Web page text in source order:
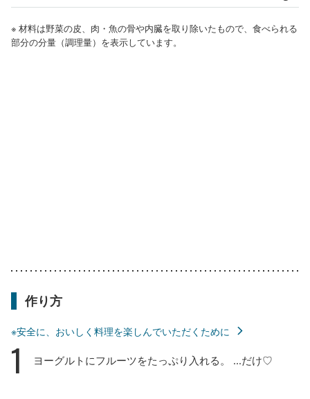
※ 材料は野菜の皮、肉・魚の骨や内臓を取り除いたもので、食べられる
部分の分量（調理量）を表示しています。
作り方
※安全に、おいしく料理を楽しんでいただくために
1 ヨーグルトにフルーツをたっぷり入れる。 ...だけ♡